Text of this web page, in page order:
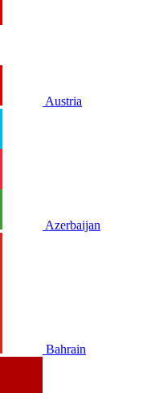
Austria
Azerbaijan
Bahrain